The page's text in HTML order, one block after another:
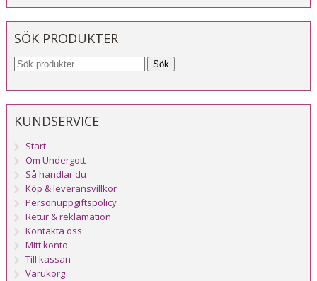
SÖK PRODUKTER
Sök
KUNDSERVICE
Start
Om Undergott
Så handlar du
Köp & leveransvillkor
Personuppgiftspolicy
Retur & reklamation
Kontakta oss
Mitt konto
Till kassan
Varukorg